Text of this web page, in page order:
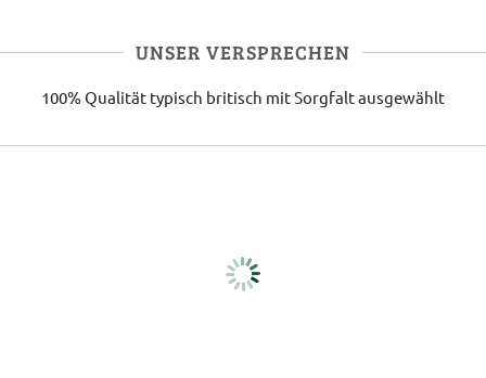
UNSER VERSPRECHEN
100% Qualität typisch britisch mit Sorgfalt ausgewählt